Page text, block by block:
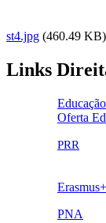
st4.jpg (460.49 KB)
Links
Oferta
PRR
ue.png.png
PNA